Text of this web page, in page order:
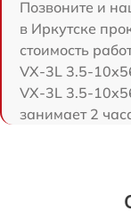
Позвоните и
в Иркутске
стоимость
VX-3L 3.5-
VX-3L 3.5-
занимает 2